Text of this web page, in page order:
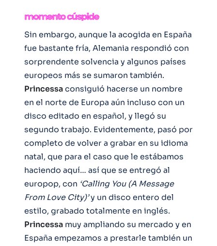
Sin embargo, aunque la acogida en España
fue bastante fría, Alemania respondió con
sorprendente solvencia y algunos países
europeos más se sumaron también.
Princessaconsiguió hacerse un nombre
en el norte de Europa aún incluso con un
disco editado en español, y llegó su
segundo trabajo. Evidentemente, pasó por
completo de volver a grabar en su idioma
natal, que para el caso que le estábamos
haciendo aquí… así que se entregó al
europop, con ‘Calling You (A Message
From Love City)’y un disco entero del
estilo, grabado totalmente en inglés.
Princessa muy ampliando su mercado y en
España empezamos a prestarle también un